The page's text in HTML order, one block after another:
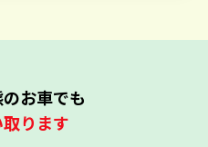
お車でも
ります